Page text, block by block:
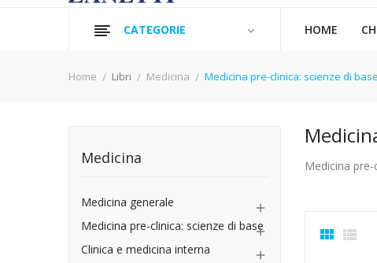
CATEGORIE HOME
Home Libri Medicina Medicina pre-clinica: scienze di base
Medicina
Medicina generale 
Medicina pre-clinica: scienze di base

Clinica e medicina interna 
Medicina
 